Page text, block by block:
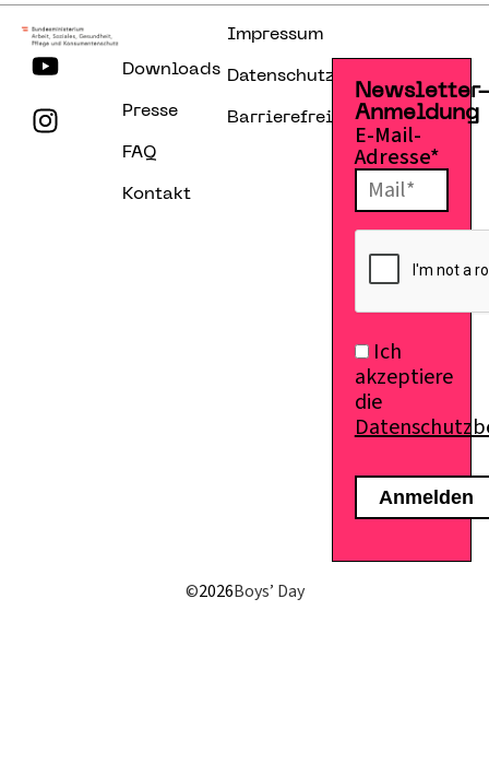
Downloads
Presse
FAQ
Kontakt
Impressum
Datenschutzerklärung
Barrierefreiheitserklärung
Anmeldung
E-Mail-
Adresse*
Ich
akzeptiere
die
©2026Boys’ Day